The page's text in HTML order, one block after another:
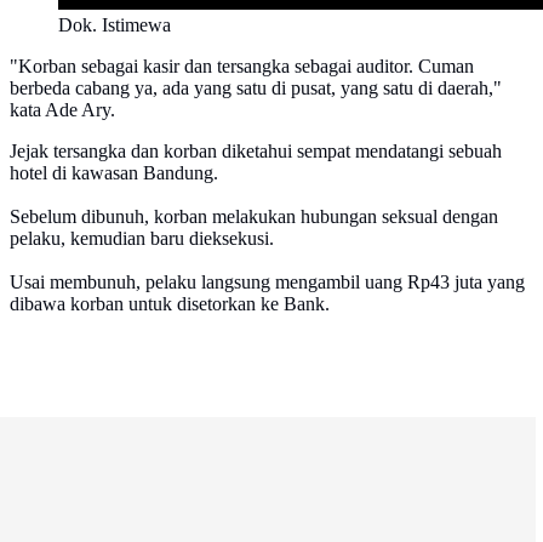
Dok. Istimewa
"Korban sebagai kasir dan tersangka sebagai auditor. Cuman
berbeda cabang ya, ada yang satu di pusat, yang satu di daerah,"
kata Ade Ary.
Jejak tersangka dan korban diketahui sempat mendatangi sebuah
hotel di kawasan Bandung.
Sebelum dibunuh, korban melakukan hubungan seksual dengan
pelaku, kemudian baru dieksekusi.
Usai membunuh, pelaku langsung mengambil uang Rp43 juta yang
dibawa korban untuk disetorkan ke Bank.